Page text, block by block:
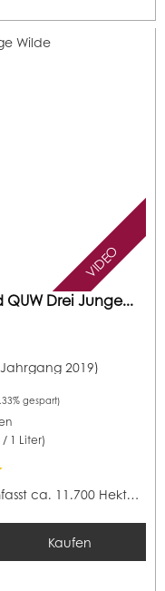
Wilde
VIDEO
Drei Junge...
2019)
gespart)
/ 1 Liter)
Das Weinbaugebiet Burgenland umfasst ca. 11.700 Hektar...
Kaufen